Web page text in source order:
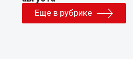
Еще в рубрике